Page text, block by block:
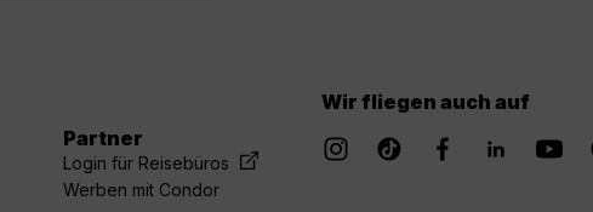
Partner
Login für Reisebüros
Werben mit Condor
Wir fliegen auch auf